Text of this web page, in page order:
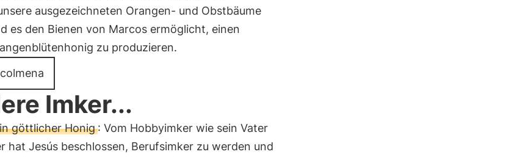
ausgezeichneten Orangen- und Obstbäume
es den Bienen von Marcos ermöglicht, einen
zu produzieren.
Imker...
göttlicher Honig: Vom Hobbyimker wie sein Vater
hat Jesús beschlossen, Berufsimker zu werden und